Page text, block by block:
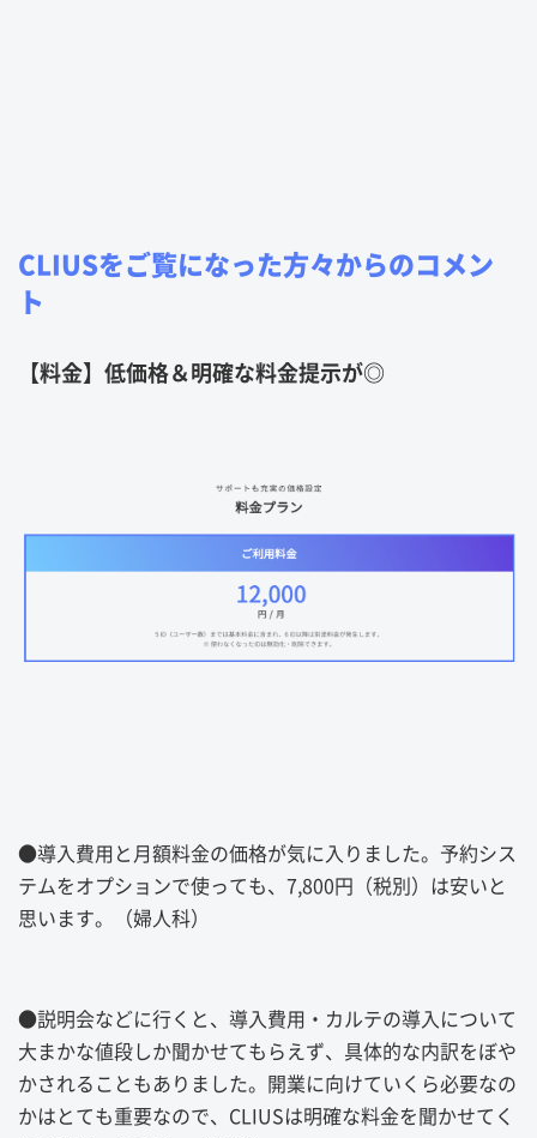
CLIUSをご覧になった方々からのコメン
ト
【料金】低価格＆明確な料金提示が◎
●導入費用と月額料金の価格が気に入りました。予約シス
テムをオプションで使っても、 7,800円（税別）は安いと
思います。（婦人科）
●説明会などに行くと、導入費用・カルテの導入について
大まかな値段しか聞かせてもらえず、具体的な内訳をぼや
かされることもありました。開業に向けていくら必要なの
かはとても重要なので、 CLIUSは明確な料金を聞かせてく